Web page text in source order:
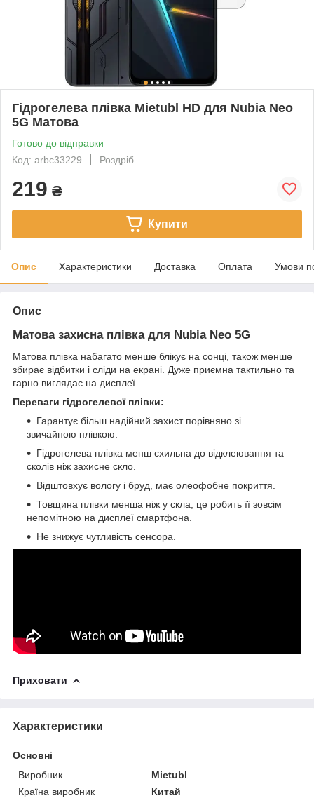
Гідрогелева плівка Mietubl HD для Nubia Neo
5G Матова
Готово до відправки
Код: arbc33229
Роздріб
219 ₴
Купити
Опис Характеристики Доставка Оплата Умови
Опис
Матова захисна плівка для Nubia Neo 5G
Матова плівка набагато менше блікує на сонці, також менше
збирає відбитки і сліди на екрані. Дуже приємна тактильно та
гарно виглядає на дисплеї.
Переваги гідрогелевої плівки:
Гарантує більш надійний захист порівняно зі
звичайною плівкою.
Гідрогелева плівка менш схильна до відклеювання та
сколів ніж захисне скло.
Відштовхує вологу і бруд, має олеофобне покриття.
Товщина плівки менша ніж у скла, це робить її зовсім
непомітною на дисплеї смартфона.
Не знижує чутливість сенсора.
Приховати
Характеристики
Основні
Виробник
Mietubl
Країна виробник
Китай